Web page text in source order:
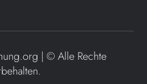
| ©Alle Rechte